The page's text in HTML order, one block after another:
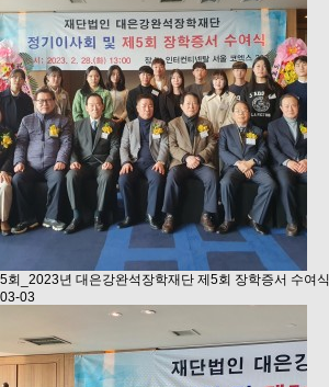
5회_2023년 대은강완석장학재단 제5회 장학증서 수여식
03-03